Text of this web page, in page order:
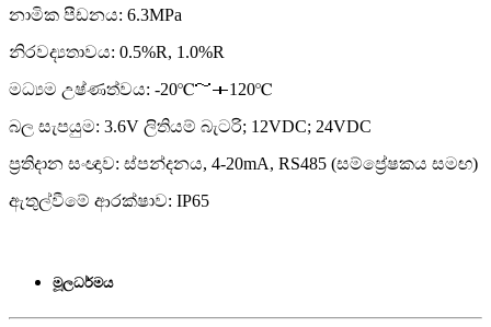
නාමික පීඩනය: 6.3MPa
නිරවද්‍යතාවය: 0.5%R, 1.0%R
මධ්‍යම උෂ්ණත්වය: -20℃～＋120℃
බල සැපයුම: 3.6V ලිතියම් බැටරි; 12VDC; 24VDC
ප්‍රතිදාන සංඥාව: ස්පන්දනය, 4-20mA, RS485 (සම්ප්‍රේෂකය සමඟ)
ඇතුල්වීමේ ආරක්ෂාව: IP65
මූලධර්මය